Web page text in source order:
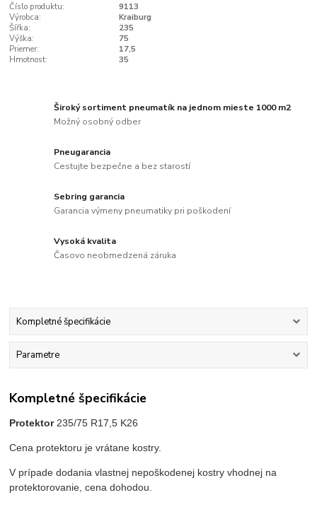
Číslo produktu:
9113
Výrobca:
Kraiburg
Šířka:
235
Výška:
75
Priemer:
17,5
Hmotnost:
35
Široký sortiment pneumatík na jednom mieste 1000 m2
Možný osobný odber
Pneugarancia
Cestujte bezpečne a bez starostí
Sebring garancia
Garancia výmeny pneumatiky pri poškodení
Vysoká kvalita
Časovo neobmedzená záruka
Kompletné špecifikácie
Parametre
Kompletné špecifikácie
Protektor235/75 R17,5 K26
Cena protektoru je vrátane kostry.
V prípade dodania vlastnej nepoškodenej kostry vhodnej na
protektorovanie, cena dohodou.